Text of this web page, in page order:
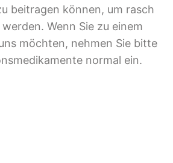
beitragen können, um rasch
Wenn Sie zu einem
möchten, nehmen Sie bitte
normal ein.